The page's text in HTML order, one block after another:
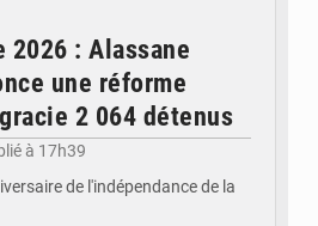
2026 : Alassane
une réforme
2 064 détenus
à 17h39
de l'indépendance de la